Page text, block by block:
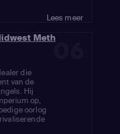
Lees meer
06
Meth
die
van de
Hij
op,
oorlog